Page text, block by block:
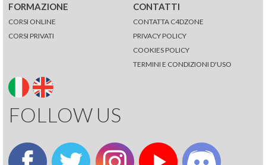
FORMAZIONE
CORSI ONLINE
CORSI PRIVATI
CONTATTI
CONTATTA C4DZONE
PRIVACY POLICY
COOKIES POLICY
TERMINI E CONDIZIONI D'USO
FOLLOW US